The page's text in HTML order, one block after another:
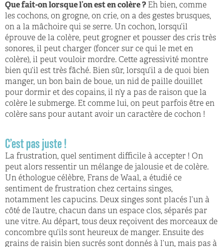
Que fait-on lorsque l’on est en colère ? Eh bien, comme
les cochons, on grogne, on crie, on a des gestes brusques,
on a la mâchoire qui se serre. Un cochon, lorsqu’il
éprouve de la colère, peut grogner et pousser des cris très
sonores, il peut charger (foncer sur ce qui le met en
colère), il peut vouloir mordre. Cette agressivité montre
bien qu’il est très fâché. Bien sûr, lorsqu’il a de quoi bien
manger, un bon bain de boue, un nid de paille douillet
pour dormir et des copains, il n’y a pas de raison que la
colère le submerge. Et comme lui, on peut parfois être en
colère sans pour autant avoir un caractère de cochon !
C’est pas juste !
La frustration, quel sentiment difficile à accepter ! On
peut alors ressentir un mélange de jalousie et de colère.
Un éthologue célèbre, Frans de Waal, a étudié ce
sentiment de frustration chez certains singes,
notamment les capucins. Deux singes sont placés l’un à
côté de l’autre, chacun dans un espace clos, séparés par
une vitre. Au départ, tous deux reçoivent des morceaux de
concombre qu’ils sont heureux de manger. Ensuite des
grains de raisin bien sucrés sont donnés à l’un, mais pas à